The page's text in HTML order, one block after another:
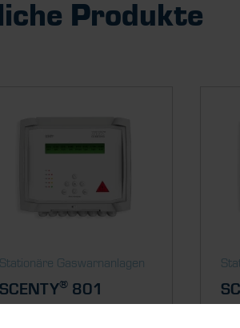
Produkte
Stationäre Gaswarnanlagen
SCENTY® 801